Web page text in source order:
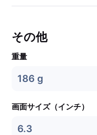
その他
重量
186 g
画面サイズ（インチ）
6.3